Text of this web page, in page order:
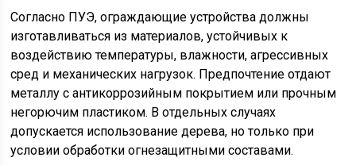
Согласно ПУЭ, ограждающие устройства должны
изготавливаться из материалов, устойчивых к
воздействию температуры, влажности, агрессивных
сред и механических нагрузок. Предпочтение отдают
металлу с антикоррозийным покрытием или прочным
негорючим пластиком. В отдельных случаях
допускается использование дерева, но только при
условии обработки огнезащитными составами.